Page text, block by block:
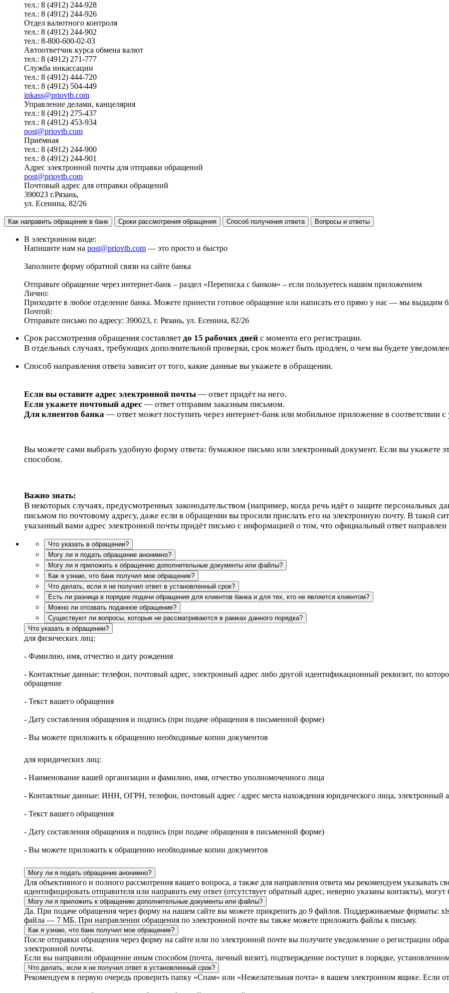
тел.: 8 (4912) 244-928
тел.: 8 (4912) 244-926
Отдел валютного контроля
тел.: 8 (4912) 244-902
тел.: 8-800-600-02-03
Автоответчик курса обмена валют
тел.: 8 (4912) 271-777
Служба инкассации
тел.: 8 (4912) 444-720
тел.: 8 (4912) 504-449
inkass@priovtb.com
Управление делами, канцелярия
тел.: 8 (4912) 275-437
тел.: 8 (4912) 453-934
post@priovtb.com
Приёмная
тел.: 8 (4912) 244-900
тел.: 8 (4912) 244-901
Адрес электронной почты для отправки обращений
post@priovtb.com
Почтовый адрес для отправки обращений
390023 г.Рязань,
ул. Есенина, 82/26
Как направить обращение в банк Сроки рассмотрения обращения Способ получения ответа Вопросы и ответы
В электронном виде:
Напишите нам на post@priovtb.com — это просто и быстро
Заполните форму обратной связи на сайте банка
Отправьте обращение через интернет-банк – раздел «Переписка с банком» – если пользуетесь нашим приложением
Лично:
Приходите в любое отделение банка. Можете принести готовое обращение или написать его прямо у нас — мы выдадим
Почтой:
Отправьте письмо по адресу: 390023, г. Рязань, ул. Есенина, 82/26
Срок рассмотрения обращения составляетдо 15 рабочих дней с момента его регистрации.
В отдельных случаях, требующих дополнительной проверки, срок может быть продлен, о чем вы будете
Способ направления ответа зависит от того, какие данные вы укажете в обращении.
Если вы оставите адрес электронной почты — ответ придёт на него.
Если укажете почтовый адрес — ответ отправим заказным письмом.
Для клиентов банка — ответ может поступить через интернет-банк или мобильное приложение в соответствии
Вы можете сами выбрать удобную форму ответа: бумажное письмо или электронный документ. Если вы укажете
способом.
Важно знать:
В некоторых случаях, предусмотренных законодательством (например, когда речь идёт о защите персональных
письмом по почтовому адресу, даже если в обращении вы просили прислать его на электронную почту. В такой
указанный вами адрес электронной почты придёт письмо с информацией о том, что официальный ответ направлен
Что указать в обращении?
Могу ли я подать обращение анонимно?
Могу ли я приложить к обращению дополнительные документы или файлы?
Как я узнаю, что банк получил мое обращение?
Что делать, если я не получил ответ в установленный срок?
Есть ли разница в порядке подачи обращения для клиентов банка и для тех, кто не является клиентом?
Можно ли отозвать поданное обращение?
Существуют ли вопросы, которые не рассматриваются в рамках данного порядка?
Что указать в обращении?
для физических лиц:
- Фамилию, имя, отчество и дату рождения
- Контактные данные: телефон, почтовый адрес, электронный адрес либо другой идентификационный реквизит, по
обращение
- Текст вашего обращения
- Дату составления обращения и подпись (при подаче обращения в письменной форме)
- Вы можете приложить к обращению необходимые копии документов
для юридических лиц:
- Наименование вашей организации и фамилию, имя, отчество уполномоченного лица
- Контактные данные: ИНН, ОГРН, телефон, почтовый адрес / адрес места нахождения юридического лица, электронный
- Текст вашего обращения
- Дату составления обращения и подпись (при подаче обращения в письменной форме)
- Вы можете приложить к обращению необходимые копии документов
Могу ли я подать обращение анонимно?
Для объективного и полного рассмотрения вашего вопроса, а также для направления ответа мы рекомендуем
идентифицировать отправителя или направить ему ответ (отсутствует обратный адрес, неверно указаны контакты), могут
Могу ли я приложить к обращению дополнительные документы или файлы?
Да. При подаче обращения через форму на нашем сайте вы можете прикрепить до 9 файлов. Поддерживаемые форматы:
файла — 7 МБ. При направлении обращения по электронной почте вы также можете приложить файлы к письму.
Как я узнаю, что банк получил мое обращение?
После отправки обращения через форму на сайте или по электронной почте вы получите уведомление о регистрации
электронной почты.
Если вы направили обращение иным способом (почта, личный визит), подтверждение поступит в порядке, установленном
Что делать, если я не получил ответ в установленный срок?
Рекомендуем в первую очередь проверить папку «Спам» или «Нежелательная почта» в вашем электронном ящике. Если